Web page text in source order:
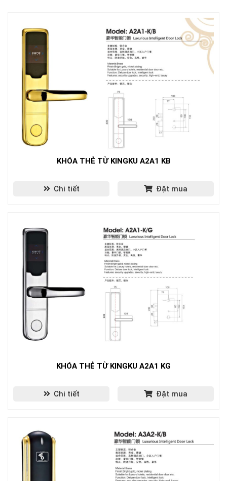
KHÓA THẺ TỪ KINGKU A2A1 KB
Chi tiết Đặt mua
KHÓA THẺ TỪ KINGKU A2A1 KG
Chi tiết Đặt mua